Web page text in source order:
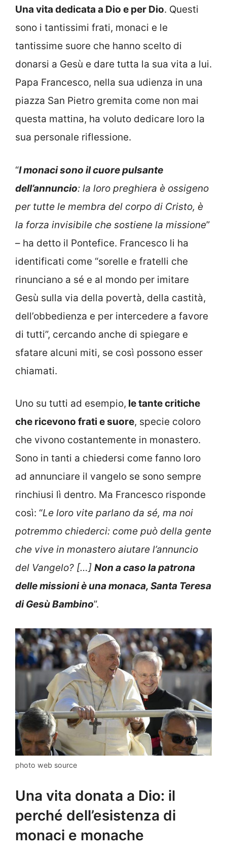
Una vita dedicata a Dio e per Dio. Questi
sono i tantissimi frati, monaci e le
tantissime suore che hanno scelto di
donarsi a Gesù e dare tutta la sua vita a lui.
Papa Francesco, nella sua udienza in una
piazza San Pietro gremita come non mai
questa mattina, ha voluto dedicare loro la
sua personale riflessione.
“I monaci sono il cuore pulsante
dell’annuncio: la loro preghiera è ossigeno
per tutte le membra del corpo di Cristo, è
la forza invisibile che sostiene la missione”
– ha detto il Pontefice. Francesco li ha
identificati come “sorelle e fratelli che
rinunciano a sé e al mondo per imitare
Gesù sulla via della povertà, della castità,
dell’obbedienza e per intercedere a favore
di tutti”, cercando anche di spiegare e
sfatare alcuni miti, se così possono esser
chiamati.
Uno su tutti ad esempio, le tante critiche
che ricevono frati e suore, specie coloro
che vivono costantemente in monastero.
Sono in tanti a chiedersi come fanno loro
ad annunciare il vangelo se sono sempre
rinchiusi lì dentro. Ma Francesco risponde
così: “Le loro vite parlano da sé, ma noi
potremmo chiederci: come può della gente
che vive in monastero aiutare l’annuncio
del Vangelo? […] Non a caso la patrona
delle missioni è una monaca, Santa Teresa
di Gesù Bambino”.
photo web source
Una vita donata a Dio: il
perché dell’esistenza di
monaci e monache